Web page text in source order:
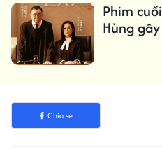
Phim
Hùng
Chia sẻ